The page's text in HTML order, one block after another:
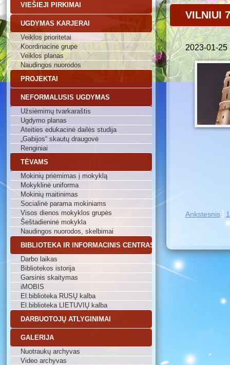
VIEŠIEJI PIRKIMAI
UGDYMAS KARJERAI
Veiklos prioritetai
Koordinacinė grupė
Veiklos planas
Naudingos nuorodos
PROJEKTAI
NEFORMALUSIS UGDYMAS
Užsiėmimų tvarkaraštis
Ugdymo planas
Ateities edukacinė dailės studija
„Gabijos“ skautų draugovė
Renginiai
TĖVAMS
Mokinių priėmimas į mokyklą
Mokyklinė uniforma
Mokinių maitinimas
Socialinė parama mokiniams
Visos dienos mokyklos grupės
Šeštadieninė mokykla
Naudingos nuorodos, skelbimai
BIBLIOTEKA IR INFORMACINIS CENTRAS
Darbo laikas
Bibliotekos istorija
Garsinis skaitymas
iMOBIS
El.biblioteka RUSŲ kalba
El.biblioteka LIETUVIŲ kalba
DARBUOTOJŲ ATLYGINIMAI
GALERIJA
Nuotraukų archyvas
Video archyvas
VILNIUI
2023-01-25
Ankstesnis 1